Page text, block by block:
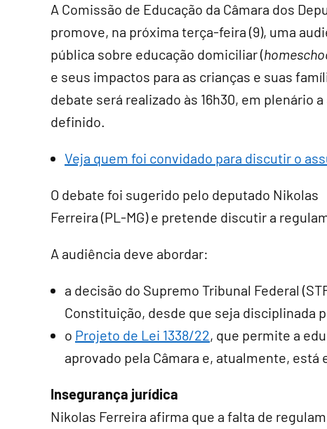
A Comissão de Educação da Câmara dos
promove, na próxima terça-feira (9), uma
pública sobre educação domiciliar (
e seus impactos para as crianças e suas
debate será realizado às 16h30, em plenário
definido.
Veja quem foi convidado para discutir o
O debate foi sugerido pelo deputado Nikolas
Ferreira (PL-MG) e pretende discutir a
A audiência deve abordar:
a decisão do Supremo Tribunal Federal
Constituição, desde que seja disciplinada
o Projeto de Lei 1338/22, que permite a
aprovado pela Câmara e, atualmente, está
Insegurança jurídica
Nikolas Ferreira afirma que a falta de